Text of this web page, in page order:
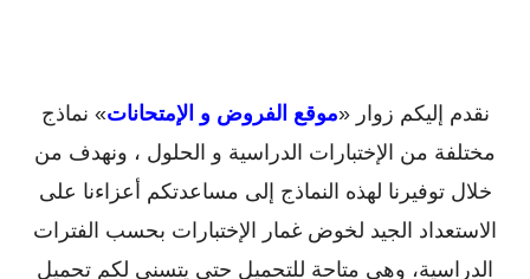
نقدم إليكم زوار «موقع الفروض و الإمتحانات» نماذج
مختلفة من الإختبارات الدراسية و الحلول ، ونهدف من
خلال توفيرنا لهذه النماذج إلى مساعدتكم أعزاءنا على
الاستعداد الجيد لخوض غمار الإختبارات بحسب الفترات
الدراسية، وهي متاحة للتحميل حتى يتسنى لكم تحميل